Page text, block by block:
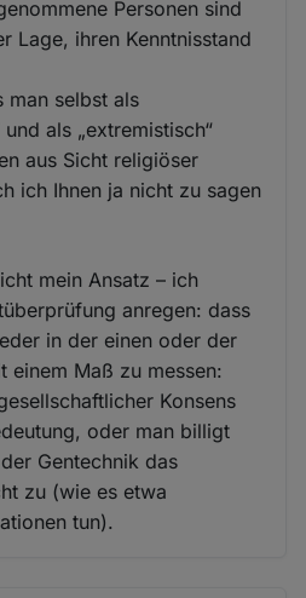
Personen sind
Lage, ihren Kenntnisstand
man selbst als
als „extremistisch“
aus Sicht religiöser
ich Ihnen ja nicht zu sagen
mein Ansatz – ich
anregen: dass
in der einen oder der
einem Maß zu messen:
Konsens
oder man billigt
Gentechnik das
zu (wie es etwa
tun).